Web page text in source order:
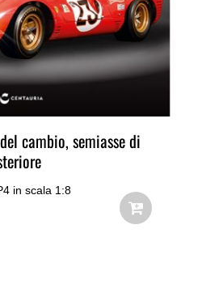
cambio, semiasse di
in scala 1:8